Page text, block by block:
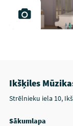
Ikšķiles
Strēlnieku iela 10,
Sākumlapa